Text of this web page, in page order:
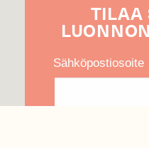
TILAA
LUONNON
Sähköpostiosoite